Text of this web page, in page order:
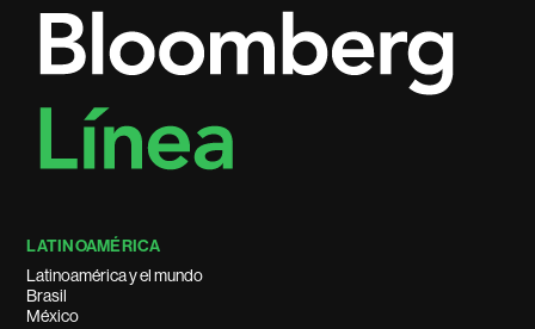
LATINOAMÉRICA
Latinoamérica y el mundo
Brasil
México